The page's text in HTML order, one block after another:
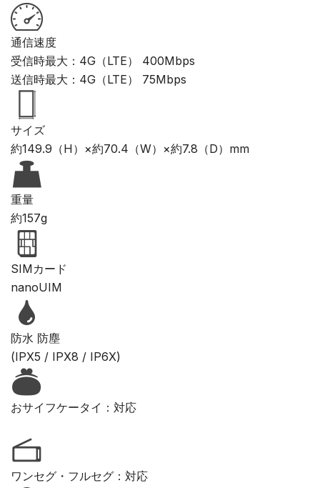
通信速度
受信時最大：4G（LTE） 400Mbps
送信時最大：4G（LTE） 75Mbps
サイズ
約149.9（H）×約70.4（W）×約7.8（D）mm
重量
約157g
SIMカード
nanoUIM
防水 防塵
(IPX5 / IPX8 / IP6X)
おサイフケータイ：対応
ワンセグ・フルセグ：対応